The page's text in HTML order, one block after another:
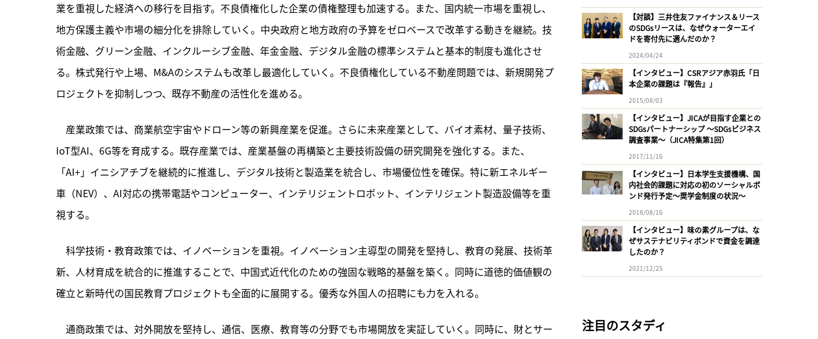
業を重視した経済への移行を目指す。不良債権化した企業の債権整理も加速する。また、国内統一市場を重視し、
地方保護主義や市場の細分化を排除していく。中央政府と地方政府の予算をゼロベースで改革する動きを継続。技
術金融、グリーン金融、インクルーシブ金融、年金金融、デジタル金融の標準システムと基本的制度も進化させ
る。株式発行や上場、M&Aのシステムも改革し最適化していく。不良債権化している不動産問題では、新規開発プ
ロジェクトを抑制しつつ、既存不動産の活性化を進める。
産業政策では、商業航空宇宙やドローン等の新興産業を促進。さらに未来産業として、バイオ素材、量子技術、
IoT型AI、6G等を育成する。既存産業では、産業基盤の再構築と主要技術設備の研究開発を強化する。また、
「AI+」イニシアチブを継続的に推進し、デジタル技術と製造業を統合し、市場優位性を確保。特に新エネルギー
車（NEV）、AI対応の携帯電話やコンピューター、インテリジェントロボット、インテリジェント製造設備等を重
視する。
科学技術・教育政策では、イノベーションを重視。イノベーション主導型の開発を堅持し、教育の発展、技術革
新、人材育成を統合的に推進することで、中国式近代化のための強固な戦略的基盤を築く。同時に道徳的価値観の
確立と新時代の国民教育プロジェクトも全面的に展開する。優秀な外国人の招聘にも力を入れる。
通商政策では、対外開放を堅持し、通信、医療、教育等の分野でも市場開放を実証していく。同時に、財とサー
【対談】三井住友ファイナンス＆リース
のSDGsリースは、なぜウォーターエイ
ドを寄付先に選んだのか？
2024/04/24
【インタビュー】CSRアジア赤羽氏「日
本企業の課題は『報告』」
2015/08/03
【インタビュー】JICAが目指す企業との
SDGsパートナーシップ 〜SDGsビジネス
調査事業〜（JICA特集第1回）
2017/11/16
【インタビュー】日本学生支援機構、国
内社会的課題に対応の初のソーシャルボ
ンド発行予定〜奨学金制度の状況〜
2018/08/16
【インタビュー】味の素グループは、な
ぜサステナビリティボンドで資金を調達
したのか？
2021/12/25
注目のスタディ
記事をお気に入りに保存するには
ログインが必要です